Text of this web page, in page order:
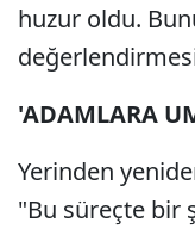
huzur oldu.
'ADAMLARA
Yerinden
"Bu süreçte bir